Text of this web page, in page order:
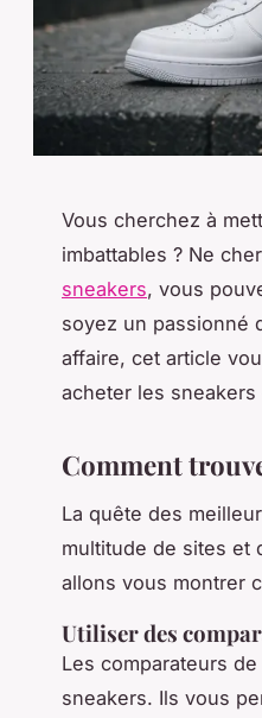
Vous cherchez à
imbattables ? Ne
sneakers, vous
soyez un passionné
affaire, cet article
acheter les
Comment
La quête des
multitude de sites et
allons vous montrer
Utiliser des
Les comparateurs
sneakers. Ils vous